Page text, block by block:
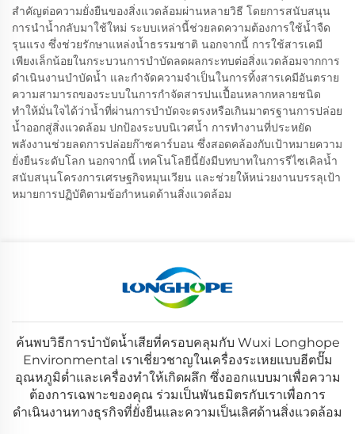
สำคัญต่อความยั่งยืนของสิ่งแวดล้อมผ่านหลายวิธี โดยการสนับสนุน
การนำน้ำกลับมาใช้ใหม่ ระบบเหล่านี้ช่วยลดความต้องการใช้น้ำจืด
รุนแรง ซึ่งช่วยรักษาแหล่งน้ำธรรมชาติ นอกจากนี้ การใช้สารเคมี
เพียงเล็กน้อยในกระบวนการบำบัดลดผลกระทบต่อสิ่งแวดล้อมจากการ
ดำเนินงานบำบัดน้ำ และกำจัดความจำเป็นในการทิ้งสารเคมีอันตราย
ความสามารถของระบบในการกำจัดสารปนเปื้อนหลากหลายชนิด
ทำให้มั่นใจได้ว่าน้ำที่ผ่านการบำบัดจะตรงหรือเกินมาตรฐานการปล่อย
น้ำออกสู่สิ่งแวดล้อม ปกป้องระบบนิเวศน้ำ การทำงานที่ประหยัด
พลังงานช่วยลดการปล่อยก๊าซคาร์บอน ซึ่งสอดคล้องกับเป้าหมายความ
ยั่งยืนระดับโลก นอกจากนี้ เทคโนโลยีนี้ยังมีบทบาทในการรีไซเคิลน้ำ
สนับสนุนโครงการเศรษฐกิจหมุนเวียน และช่วยให้หน่วยงานบรรลุเป้า
หมายการปฏิบัติตามข้อกำหนดด้านสิ่งแวดล้อม
ค้นพบวิธีการบำบัดน้ำเสียที่ครอบคลุมกับ Wuxi Longhope
Environmental เราเชี่ยวชาญในเครื่องระเหยแบบฮีตปั๊ม
อุณหภูมิต่ำและเครื่องทำให้เกิดผลึก ซึ่งออกแบบมาเพื่อความ
ต้องการเฉพาะของคุณ ร่วมเป็นพันธมิตรกับเราเพื่อการ
ดำเนินงานทางธุรกิจที่ยั่งยืนและความเป็นเลิศด้านสิ่งแวดล้อม